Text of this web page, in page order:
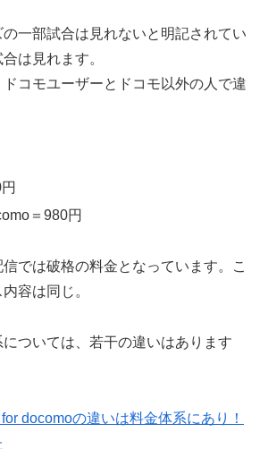
一部試合は見れないと明記されてい
は見れます。
コモユーザーとドコモ以外の人で違
＝980円
では破格の料金となっています。こ
容は同じ。
ついては、若干の違いはあります
docomoの違いは料金体系にあり！